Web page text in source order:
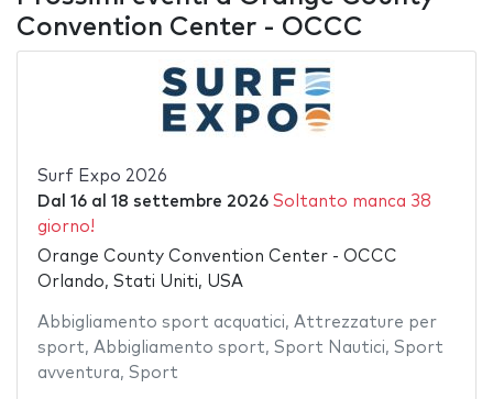
Convention Center - OCCC
Surf Expo 2026
Dal 16al 18 settembre 2026 Soltanto manca 38
giorno!
Orange County Convention Center - OCCC
Orlando, Stati Uniti, USA
Abbigliamento sport acquatici, Attrezzature per
sport, Abbigliamento sport, Sport Nautici, Sport
avventura, Sport